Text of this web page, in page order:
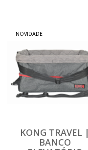
NOVIDADE
KONG TRAVEL |
BANCO